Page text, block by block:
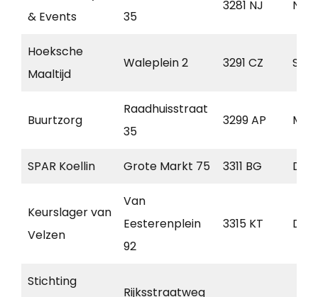
& Events
35
3281 NJ
Hoeksche
Maaltijd
Waleplein 2 3291 CZ
Buurtzorg
Raadhuisstraat
35
3299 AP
SPAR Koellin Grote Markt 75 3311 BG
Keurslager van
Velzen
Van
Eesterenplein
92
3315 KT
Stichting
Rijksstraatweg